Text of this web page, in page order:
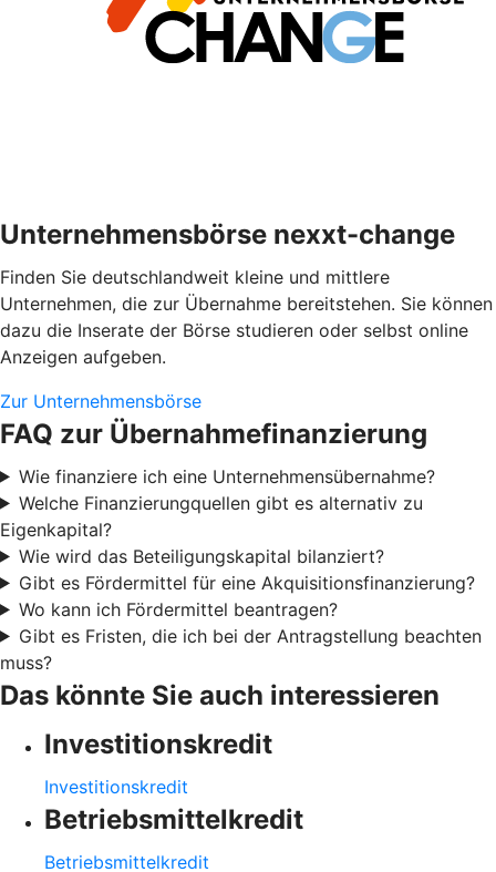
Unternehmensbörse nexxt-change
Finden Sie deutschlandweit kleine und mittlere
Unternehmen, die zur Übernahme bereitstehen. Sie können
dazu die Inserate der Börse studieren oder selbst online
Anzeigen aufgeben.
Zur Unternehmensbörse
FAQ zur Übernahmefinanzierung
Wie finanziere ich eine Unternehmensübernahme?
Welche Finanzierungquellen gibt es alternativ zu
Eigenkapital?
Wie wird das Beteiligungskapital bilanziert?
Gibt es Fördermittel für eine Akquisitionsfinanzierung?
Wo kann ich Fördermittel beantragen?
Gibt es Fristen, die ich bei der Antragstellung beachten
muss?
Das könnte Sie auch interessieren
Investitionskredit
Investitionskredit
Betriebsmittelkredit
Betriebsmittelkredit